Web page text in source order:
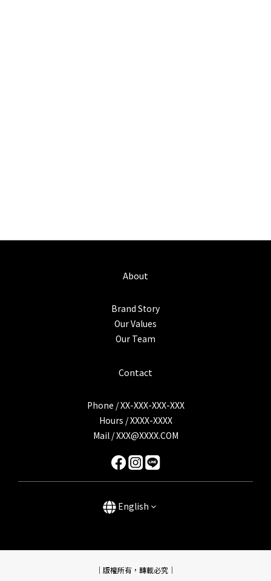
About
Brand Story
Our Values
Our Team
Contact
Phone / XX-XXX-XXX-XXX
Hours / XXXX-XXXX
Mail / XXX@XXXX.COM
English
｜版權所有，轉載必究｜